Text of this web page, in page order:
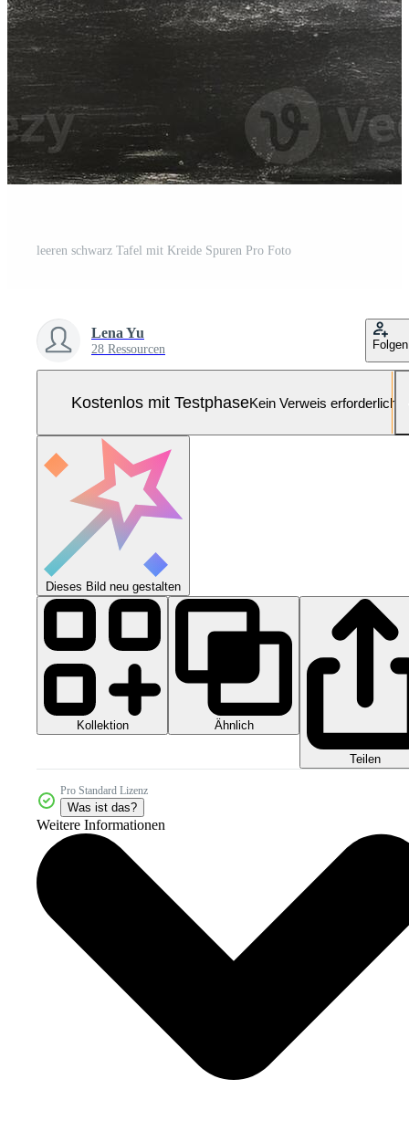
leeren schwarz Tafel mit Kreide Spuren Pro Foto
Lena Yu
28 Ressourcen Folgen
Kostenlos mit TestphaseKein Verweis erforderlich
Dieses Bild neu gestalten
Kollektion Ähnlich
Teilen
Pro Standard Lizenz
Was ist das?
Weitere Informationen